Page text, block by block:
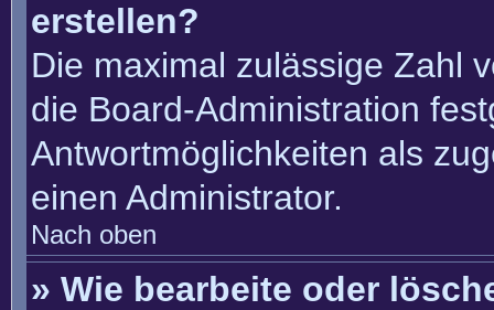
erstellen?
Die maximal zulässige Zahl
die Board-Administration
Antwortmöglichkeiten als
einen Administrator.
Nach oben
» Wie bearbeite oder